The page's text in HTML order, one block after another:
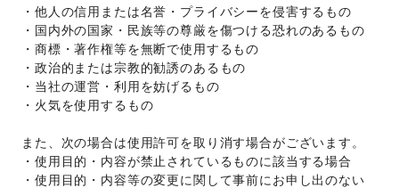
・他人の信用または名誉・プライバシーを侵害するもの
・国内外の国家・民族等の尊厳を傷つける恐れのあるもの
・商標・著作権等を無断で使用するもの
・政治的または宗教的勧誘のあるもの
・当社の運営・利用を妨げるもの
・火気を使用するもの
また、次の場合は使用許可を取り消す場合がございます。
・使用目的・内容が禁止されているものに該当する場合
・使用目的・内容等の変更に関して事前にお申し出のない